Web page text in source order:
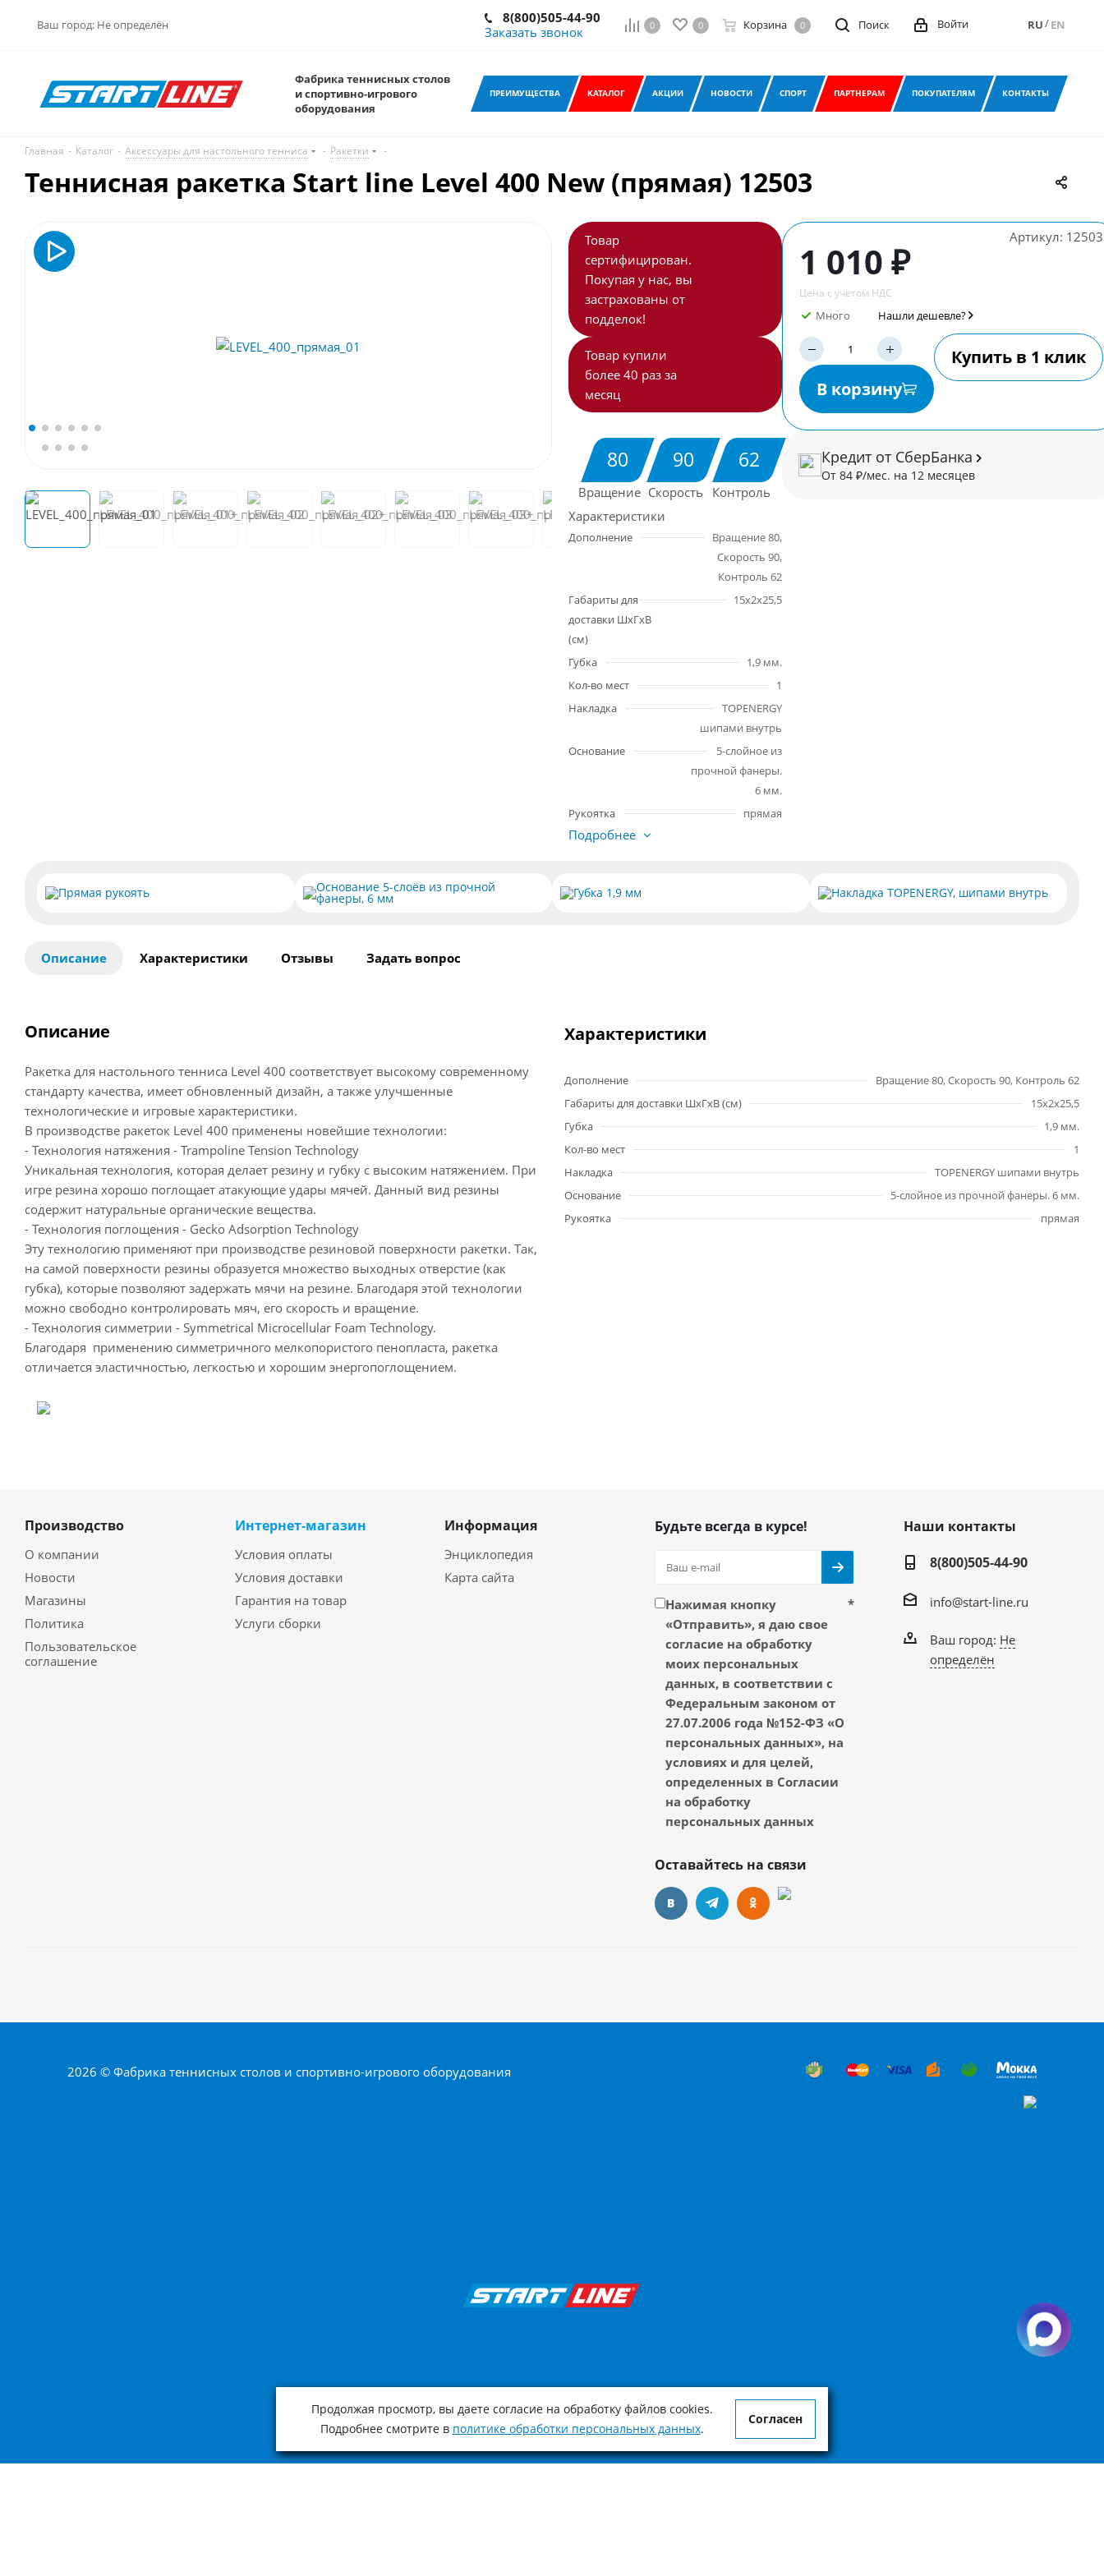
Ваш город: Не определён
8(800)505-44-90
Заказать звонок
0 0 Корзина 0 Поиск Войти RU/EN
Фабрика теннисных столов
и спортивно-игрового
оборудования
ПРЕИМУЩЕСТВА КАТАЛОГ АКЦИИ НОВОСТИ СПОРТ ПАРТНЕРАМ ПОКУПАТЕЛЯМ КОНТАКТЫ
Главная - Каталог - Аксессуары для настольного тенниса - Ракетки -
Теннисная ракетка Start line Level 400 New (прямая) 12503
Товар
сертифицирован.
Покупая у нас, вы
застрахованы от
подделок!
Товар купили
более 40 раз за
месяц
80
Вращение
90
Скорость
62
Контроль
Характеристики
Дополнение
Вращение 80,
Скорость 90,
Контроль 62
Габариты для
доставки ШхГхВ
(см)
15х2х25,5
Губка
1,9 мм.
Кол-во мест
1
Накладка
TOPENERGY
шипами внутрь
Основание
5-слойное из
прочной фанеры.
6 мм.
Рукоятка
прямая
Подробнее
Артикул: 12503
1 010 ₽
Цена с учетом НДС
Много Нашли дешевле?
В корзину
Купить в 1 клик
Кредит от СберБанка
От 84 ₽/мес. на 12 месяцев
Прямая рукоять Основание 5-слоёв из прочной
фанеры, 6 мм Губка 1,9 мм Накладка TOPENERGY, шипами внутрь
Описание Характеристики Отзывы Задать вопрос
Описание
Ракетка для настольного тенниса Level 400 соответствует высокому современному
стандарту качества, имеет обновленный дизайн, а также улучшенные
технологические и игровые характеристики.
В производстве ракеток Level 400 применены новейшие технологии:
- Технология натяжения - Trampoline Tension Technology
Уникальная технология, которая делает резину и губку с высоким натяжением. При
игре резина хорошо поглощает атакующие удары мячей. Данный вид резины
содержит натуральные органические вещества.
- Технология поглощения - Gecko Adsorption Technology
Эту технологию применяют при производстве резиновой поверхности ракетки. Так,
на самой поверхности резины образуется множество выходных отверстие (как
губка), которые позволяют задержать мячи на резине. Благодаря этой технологии
можно свободно контролировать мяч, его скорость и вращение.
- Технология симметрии - Symmetrical Microcellular Foam Technology.
Благодаря применению симметричного мелкопористого пенопласта, ракетка
отличается эластичностью, легкостью и хорошим энергопоглощением.
Характеристики
Дополнение
Вращение 80, Скорость 90, Контроль 62
Габариты для доставки ШхГхВ (см)
15х2х25,5
Губка
1,9 мм.
Кол-во мест
1
Накладка
TOPENERGY шипами внутрь
Основание
5-слойное из прочной фанеры. 6 мм.
Рукоятка
прямая
Производство
О компании
Новости
Магазины
Политика
Пользовательское
соглашение
Интернет-магазин
Условия оплаты
Условия доставки
Гарантия на товар
Услуги сборки
Информация
Энциклопедия
Карта сайта
Будьте всегда в курсе!
Нажимая кнопку
«Отправить», я даю свое
согласие на обработку
моих персональных
данных, в соответствии с
Федеральным законом от
27.07.2006 года №152-ФЗ «О
персональных данных», на
условиях и для целей,
определенных в Согласии
на обработку
персональных данных
*
Оставайтесь на связи
Наши контакты
8(800)505-44-90
info@start-line.ru
Ваш город: Не
определён
2026 © Фабрика теннисных столов и спортивно-игрового оборудования
Продолжая просмотр, вы даете согласие на обработку файлов cookies.
Подробнее смотрите в политике обработки персональных данных.
Согласен